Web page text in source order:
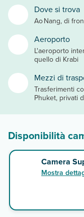
Dove si trova
Ao Nang, di
Aeroporto
L'aeroporto
quello di Krabi
Mezzi di
Trasferimenti
Phuket, privati
Disponibilità
Camera
Mostra